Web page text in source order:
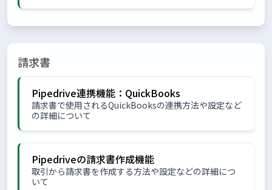
請求書
Pipedrive連携機能：QuickBooks
請求書で使用されるQuickBooksの連携方法や設定など
の詳細について
Pipedriveの請求書作成機能
取引から請求書を作成する方法や設定などの詳細につ
いて